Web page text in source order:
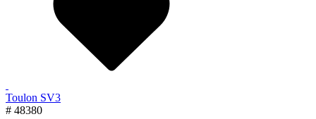
Toulon SV3
# 48380